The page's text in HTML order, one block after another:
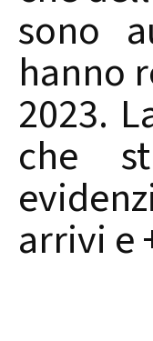
sono
hanno
2023.
che
arrivi e